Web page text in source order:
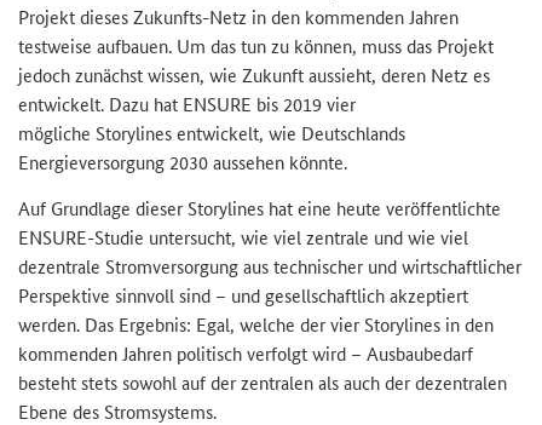
Projekt dieses Zukunfts-Netz in den kommenden Jahren
testweise aufbauen. Um das tun zu können, muss das Projekt
jedoch zunächst wissen, wie Zukunft aussieht, deren Netz es
entwickelt. Dazu hat ENSURE bis 2019 vier
mögliche Storylinesentwickelt, wie Deutschlands
Energieversorgung 2030 aussehen könnte.
Auf Grundlage dieser Storylines hat eine heute veröffentlichte
ENSURE-Studie untersucht, wie viel zentrale und wie viel
dezentrale Stromversorgung aus technischer und wirtschaftlicher
Perspektive sinnvoll sind – und gesellschaftlich akzeptiert
werden. Das Ergebnis: Egal, welche der vier Storylines in den
kommenden Jahren politisch verfolgt wird – Ausbaubedarf
besteht stets sowohl auf der zentralen als auch der dezentralen
Ebene des Stromsystems.